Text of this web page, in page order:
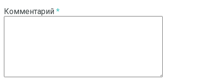
Смотреть все результаты
Комментарий *